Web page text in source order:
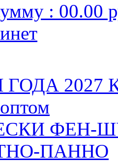
: 00.00
2027
ФЕН-
ПАННО